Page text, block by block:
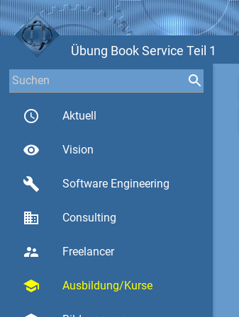
Übung Book Service Teil 1
access_time Aktuell
visibility Vision
build Software Engineering
business Consulting
supervisor_account Freelancer
school Ausbildung/Kurse